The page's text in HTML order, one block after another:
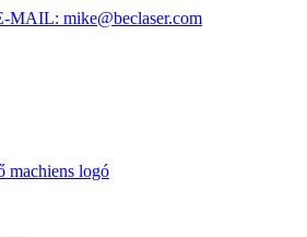
MAIL: mike@beclaser.com